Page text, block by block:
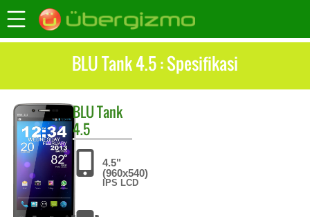
BLU Tank 4.5 : Spesifikasi
BLUTank
4.5
4.5"
(960x540)
IPS LCD